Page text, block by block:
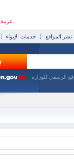
عربية
المواقع خدمات الإيواء
الرسمي للوزارة